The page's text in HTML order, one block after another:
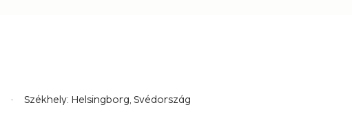
Székhely: Helsingborg, Svédország